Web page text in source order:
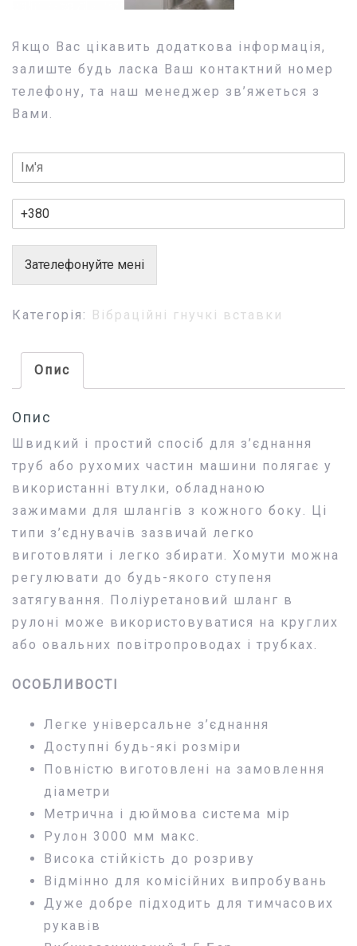
Якщо Вас цікавить додаткова інформація,
залиште будь ласка Ваш контактний номер
телефону, та наш менеджер зв’яжеться з
Вами.
Зателефонуйте мені
Категорія: Вібраційні гнучкі вставки
Опис
Опис
Швидкий і простий спосіб для з’єднання
труб або рухомих частин машини полягає у
використанні втулки, обладнаною
зажимами для шлангів з кожного боку. Ці
типи з’єднувачів зазвичай легко
виготовляти і легко збирати. Хомути можна
регулювати до будь-якого ступеня
затягування. Поліуретановий шланг в
рулоні може використовуватися на круглих
або овальних повітропроводах і трубках.
ОСОБЛИВОСТІ
Легке універсальне з’єднання
Доступні будь-які розміри
Повністю виготовлені на замовлення
діаметри
Метрична і дюймова система мір
Рулон 3000 мм макс.
Висока стійкість до розриву
Відмінно для комісійних випробувань
Дуже добре підходить для тимчасових
рукавів